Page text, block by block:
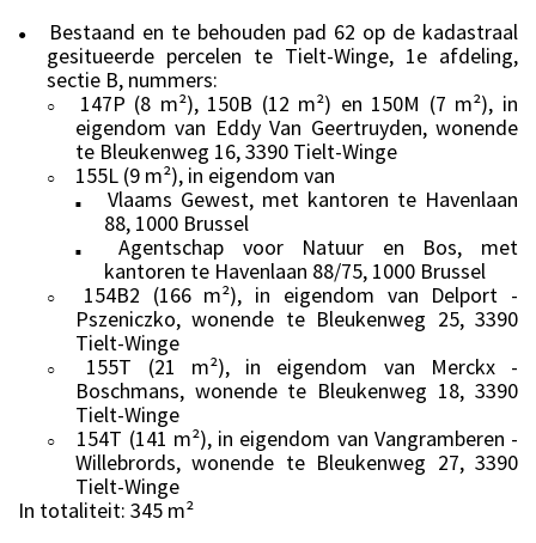
●
Bestaand en te behouden pad 62 op de kadastraal
gesitueerde percelen te Tielt-Winge, 1e afdeling,
sectie B, nummers:
○
147P (8 m²), 150B (12 m²) en 150M (7 m²), in
eigendom van Eddy Van Geertruyden, wonende
te Bleukenweg 16, 3390 Tielt-Winge
○ 155L (9 m²), in eigendom van
■
Vlaams Gewest, met kantoren te Havenlaan
88, 1000 Brussel
■
Agentschap voor Natuur en Bos, met
kantoren te Havenlaan 88/75, 1000 Brussel
○
154B2 (166 m²), in eigendom van Delport -
Pszeniczko, wonende te Bleukenweg 25, 3390
Tielt-Winge
○
155T (21 m²), in eigendom van Merckx -
Boschmans, wonende te Bleukenweg 18, 3390
Tielt-Winge
○
154T (141 m²), in eigendom van Vangramberen -
Willebrords, wonende te Bleukenweg 27, 3390
Tielt-Winge
In totaliteit: 345 m²